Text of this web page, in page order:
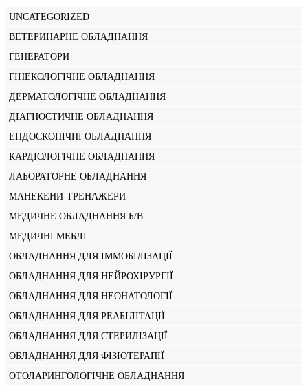
UNCATEGORIZED
ВЕТЕРИНАРНЕ ОБЛАДНАННЯ
ГЕНЕРАТОРИ
ГІНЕКОЛОГІЧНЕ ОБЛАДНАННЯ
ДЕРМАТОЛОГІЧНЕ ОБЛАДНАННЯ
ДІАГНОСТИЧНЕ ОБЛАДНАННЯ
ЕНДОСКОПІЧНІ ОБЛАДНАННЯ
КАРДІОЛОГІЧНЕ ОБЛАДНАННЯ
ЛАБОРАТОРНЕ ОБЛАДНАННЯ
МАНЕКЕНИ-ТРЕНАЖЕРИ
МЕДИЧНЕ ОБЛАДНАННЯ Б/В
МЕДИЧНІ МЕБЛІ
ОБЛАДНАННЯ ДЛЯ ІММОБІЛІЗАЦІЇ
ОБЛАДНАННЯ ДЛЯ НЕЙРОХІРУРГІЇ
ОБЛАДНАННЯ ДЛЯ НЕОНАТОЛОГІЇ
ОБЛАДНАННЯ ДЛЯ РЕАБІЛІТАЦІЇ
ОБЛАДНАННЯ ДЛЯ СТЕРИЛІЗАЦІЇ
ОБЛАДНАННЯ ДЛЯ ФІЗІОТЕРАПІЇ
ОТОЛАРИНГОЛОГІЧНЕ ОБЛАДНАННЯ